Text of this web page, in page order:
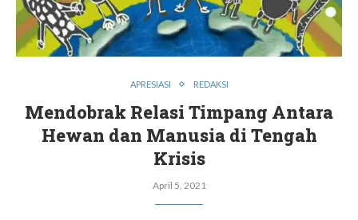
APRESIASI REDAKSI
Mendobrak Relasi Timpang Antara
Hewan dan Manusia di Tengah
Krisis
April 5, 2021